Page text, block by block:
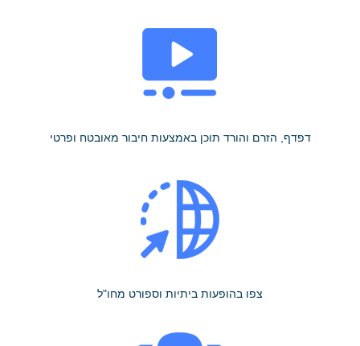
דפדף, הזרם והורד תוכן באמצעות חיבור מאובטח ופרטי
צפו בהופעות ביתיות וספורט מחו"ל